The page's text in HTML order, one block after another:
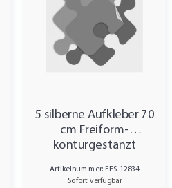
5 silberne Aufkleber 70
cm Freiform-
konturgestanzt
Artikelnummer: FES-12834
Sofort verfügbar